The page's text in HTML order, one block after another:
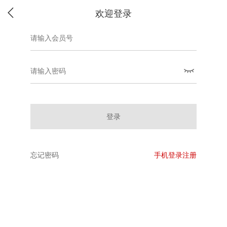
欢迎登录
登录
忘记密码 手机登录注册